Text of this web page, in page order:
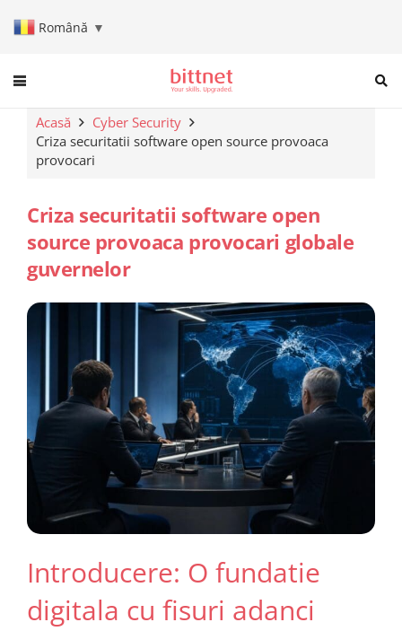
Română ▼
When autocomplete results
Acasă
Cyber Security
Criza securitatii software open source provoaca
provocari
Criza securitatii software open
source provoaca provocari globale
guvernelor
Introducere: O fundatie
digitala cu fisuri adanci